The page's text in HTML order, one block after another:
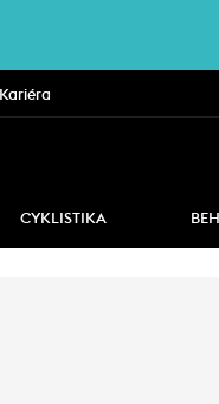
Kariéra
CYKLISTIKA BEH